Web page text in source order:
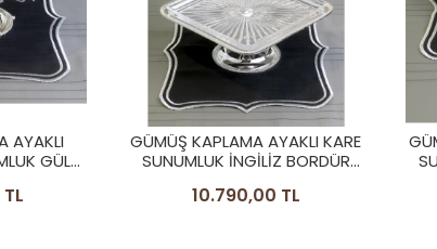
KARE
BORDÜR
GÜMÜŞ KAPLAMA KARE CAMLI
SUNUMLUK İNGİLİZ BORDÜR
9.990,00 TL